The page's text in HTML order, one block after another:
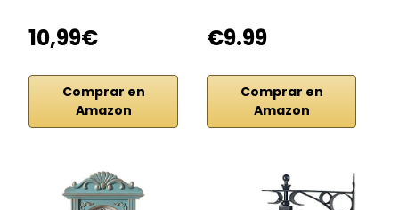
10,99€
Comprar en
Amazon
€9.99
Comprar en
Amazon